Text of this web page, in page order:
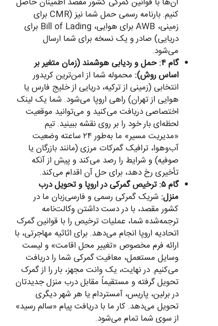
کنیم. بارنامه رسمی حمل شما نیز (CMR برای
زمینی، AWB برای هوایی، Bill of Lading برای
دریایی) صادر و یک نسخه برای شما ارسال
می‌شود.
گام ۴: حمل و ردیابی هوشمند (زمان متغیر بر
اساس روش): محموله شما از امن‌ترین کریدور
انتخابی (زمینی از ترکیه، دریایی از خلیج فارس یا
هوایی از تهران) راهی اروپا می‌شود. شما یک لینک
اختصاصی دریافت می‌کنید و می‌توانید موقعیت
لحظه‌ای بار خود را بر روی نقشه ببینید. تیم
«مدیریت مسیر» ما به‌طور ۲۴ ساعته وضعیت
آب‌وهوا، ترافیک گمرکات مرزی (مانند بازرگان یا
صوفیه) و شرایط را رصد می‌کند و پیش از آنکه
تأخیری رخ دهد، برای حل آن اقدام می‌کند.
گام ۵: ترخیص گمرکی در اروپا و تحویل درب
منزل: شریک گمرکی رسمی و فارسی‌زبان ما در
کشور مقصد، با در دست داشتن وکالت‌نامه
ترجمه‌شده شما، عملیات ترخیص را با قوانین گمرک
اتحادیه اروپا انجام می‌دهد. برای اثاثیه مهاجرتی، با
ارائه فرم مخصوص «تغییر محل اقامت» و لیست
وسایل مستعمل، معافیت گمرکی شما را دریافت
می‌کنیم. در نهایت، یک وانت مجهز، بار را از گمرک
تحویل گرفته و مستقیماً مقابل درب منزل جدیدتان
در برلین، پاریس، آمستردام یا هر شهر دیگری
تحویل می‌دهد. کار ما با دریافت پیام «سالم رسید»
از سوی شما تمام می‌شود.